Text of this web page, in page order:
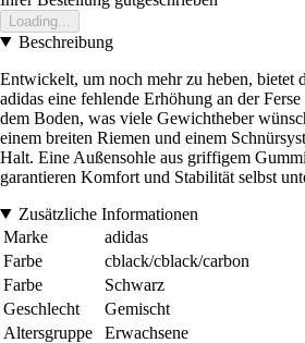
Loading...
Beschreibung
Entwickelt, um noch mehr zu heben, bietet
adidas eine fehlende Erhöhung an der
dem Boden, was viele Gewichtheber
einem breiten Riemen und einem
Halt. Eine Außensohle aus griffigem
garantieren Komfort und Stabilität selbst
Zusätzliche Informationen
Marke
adidas
Farbe
cblack/cblack/carbon
Farbe
Schwarz
Geschlecht
Gemischt
Altersgruppe
Erwachsene